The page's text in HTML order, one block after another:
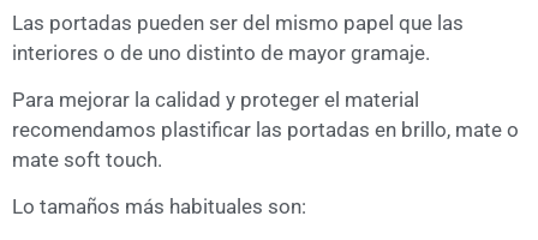
Las portadas pueden ser del mismo papel que las
interiores o de uno distinto de mayor gramaje.
Para mejorar la calidad y proteger el material
recomendamos plastificar las portadas en brillo, mate o
mate soft touch.
Lo tamaños más habituales son: